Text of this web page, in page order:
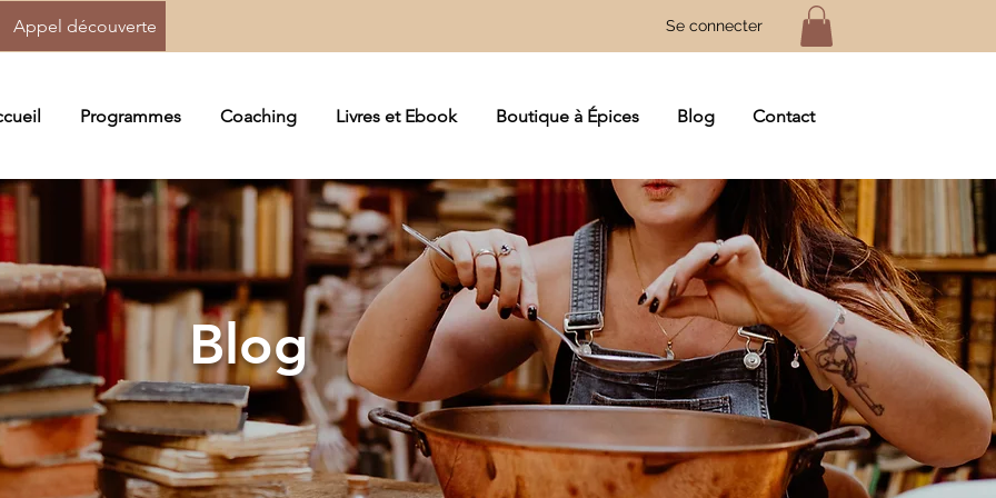
Appel découverte Se connecter
Programmes Coaching Livres et Ebook Boutique à Épices Blog Contact
Blog